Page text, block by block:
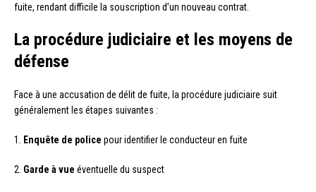
fuite, rendant difficile la souscription d’un nouveau contrat.
La procédure judiciaire et les moyens de
défense
Face à une accusation de délit de fuite, la procédure judiciaire suit
généralement les étapes suivantes :
1. Enquête de police pour identifier le conducteur en fuite
2. Garde à vue éventuelle du suspect